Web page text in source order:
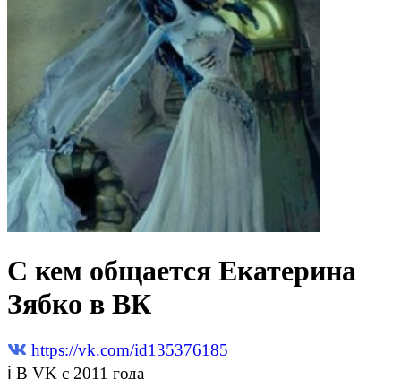
С кем общается Екатерина
Зябко в ВК
https://vk.com/id135376185
ℹ В VK с 2011 года